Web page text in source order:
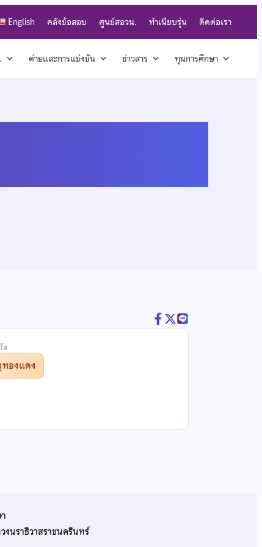
English คลังข้อสอบ ศูนย์สอวน. ทำเนียบรุ่น ติดต่อเรา
ค่ายและการแข่งขัน ข่าวสาร ทุนการศึกษา
ล
องแดง
นราธิวาสราชนครินทร์